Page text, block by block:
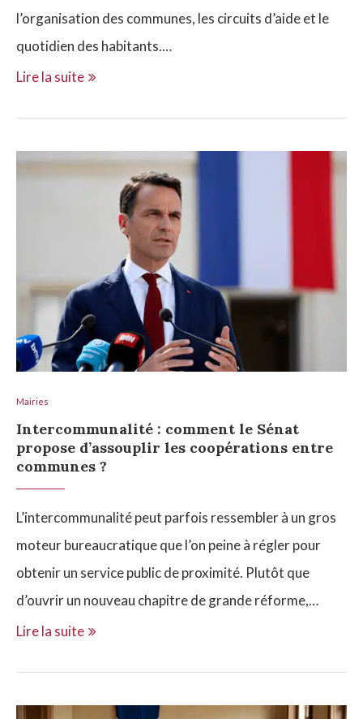
l’organisation des communes, les circuits d’aide et le
quotidien des habitants.…
Lire la suite
Mairies
Intercommunalité : comment le Sénat
propose d’assouplir les coopérations entre
communes ?
L’intercommunalité peut parfois ressembler à un gros
moteur bureaucratique que l’on peine à régler pour
obtenir un service public de proximité. Plutôt que
d’ouvrir un nouveau chapitre de grande réforme,…
Lire la suite